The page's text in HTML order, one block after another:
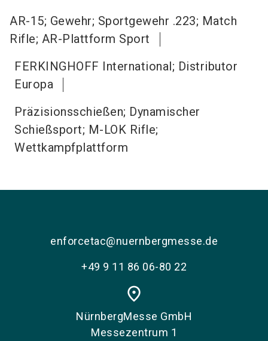
AR-15; Gewehr; Sportgewehr .223; Match
Rifle; AR-Plattform Sport
FERKINGHOFF International; Distributor
Europa
Präzisionsschießen; Dynamischer
Schießsport; M-LOK Rifle;
Wettkampfplattform
enforcetac@nuernbergmesse.de
+49 9 11 86 06-80 22
place
NürnbergMesse GmbH
Messezentrum 1